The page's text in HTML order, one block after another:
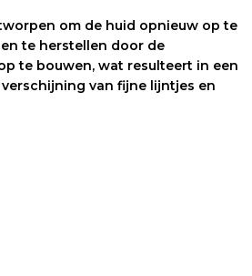
om de huid opnieuw op te
te herstellen door de
te bouwen, wat resulteert in een
van fijne lijntjes en